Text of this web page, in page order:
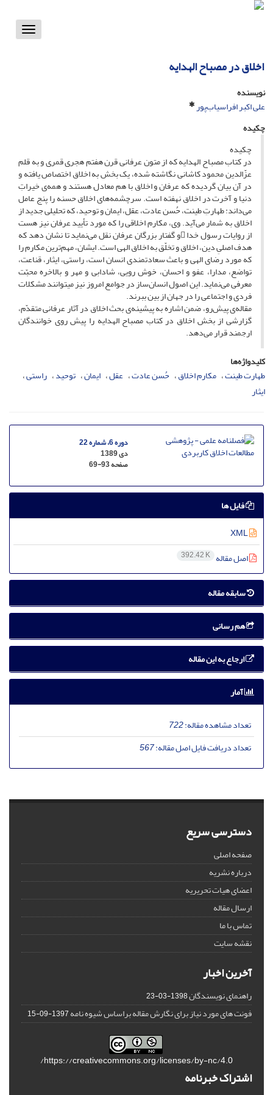
Toggle
اخلاق در مصباح الهدایه
نویسنده
علی اکبر افراسیاب‌پور
چکیده
چکیده
در کتاب مصباح الهدایه که از متون عرفانی قرن هفتم هجری قمری و به قلم
عزّالدین محمود کاشانی نگاشته شده، یک بخش به اخلاق اختصاص یافته و
در آن بیان گردیده که عرفان و اخلاق با هم معادل هستند و همه‌ی خیراتِ
دنیا و آخرت در اخلاق نهفته است. سرچشمه‌های اخلاق حسنه را پنج عامل
می‌داند: طهارتِ طینت، حُسن عادت، عقل، ایمان و توحید، که تحلیلی جدید از
اخلاق به شمار می‌آید. وی، مکارم اخلاقی را که مورد تأیید عرفان نیز هست
از روایات رسول خدا و گفتار بزرگان عرفان نقل می‌نماید تا نشان دهد که
هدف اصلیِ دین، اخلاق و تخلّق به اخلاق الهی است. ایشان، مهم‌ترین مکارم را
که مورد رضای الهی و باعث سعادتمندی انسان است، راستی، ایثار، قناعت،
تواضع، مدارا، عفو و احسان، خوش رویی، شادابی و مهر و بالاخره محبّت
معرفی می‌نماید. این اصول انسان‌ساز در جوامع امروز نیز می‎توانند مشکلات
فردی و اجتماعی را در جهان از بین ببرند.
مقاله‌ی پیش‌رو، ضمن اشاره به پیشینه‌ی بحث اخلاق در آثار عرفانی متقدّم،
گزارشی از بخش اخلاق در کتاب مصباح الهدایه را پیش روی خوانندگان
ارجمند قرار می‌دهد.
کلیدواژه‌ها
طهارت طینت مکارم اخلاق حُسن عادت عقل ایمان توحید راستی
ایثار
دوره 6، شماره 22
دی 1389
صفحه69-93
فایل ها
اصل مقاله 392.42 K
سابقه مقاله
هم رسانی
ارجاع به این مقاله
آمار
تعداد مشاهده مقاله:722
تعداد دریافت فایل اصل مقاله:567
دسترسی سریع
صفحه اصلی
درباره نشریه
اعضای هیات تحریریه
ارسال مقاله
تماس با ما
نقشه سایت
آخرین اخبار
راهنمای نویسندگان1398-03-23
فونت های مورد نیاز برای نگارش مقاله براساس شیوه نامه1397-09-15
https://creativecommons.org/licenses/by-nc/4.0/
اشتراک خبرنامه